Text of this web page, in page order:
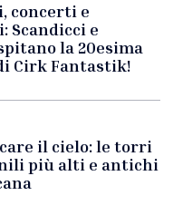
concerti e
Scandicci e
la 20esima
Cirk Fantastik!
il cielo: le torri
più alti e antichi